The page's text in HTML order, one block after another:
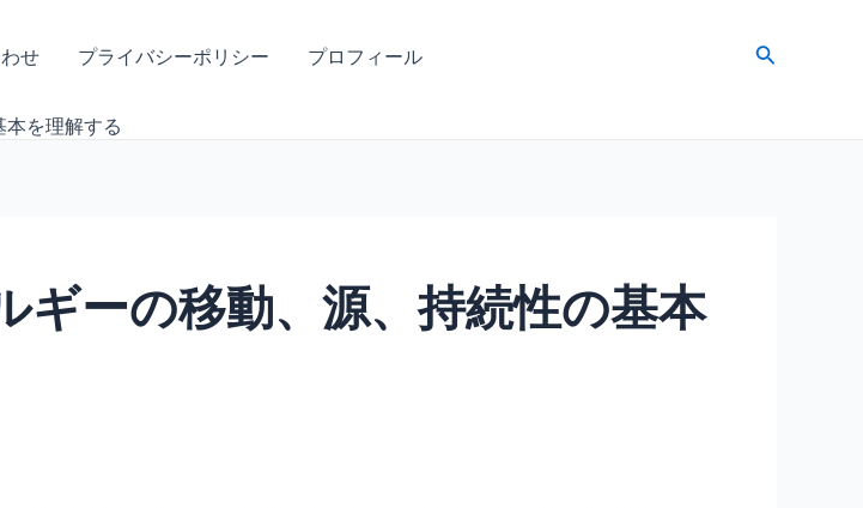
せ プライバシーポリシー プロフィール
検
を理解する
ギーの移動、源、持続性の基本